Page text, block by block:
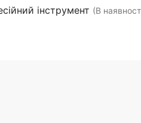
інструмент (В